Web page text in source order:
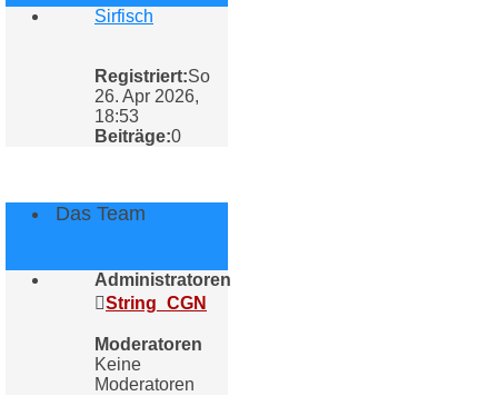
Sirfisch
Registriert:So
26. Apr 2026,
18:53
Beiträge:0
Das Team
Administratoren
String_CGN
Moderatoren
Keine
Moderatoren